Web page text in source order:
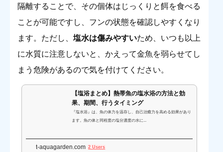
隔離することで、その個体はじっくりと餌を食べる
ことが可能ですし、フンの状態を確認しやすくなり
ます。ただし、 塩水は傷みやすいため、いつも以上
に水質に注意しないと、かえって金魚を弱らせてし
まう危険があるので気を付けてください。
【塩浴まとめ】熱帯魚の塩水浴の方法と効
果、期間、行うタイミング
『塩水浴』は、魚の体力を温存し、自己治癒力を高める効果があり
ます。魚の体と同程度の塩分濃度の水に...
t-aquagarden.com 2 Users